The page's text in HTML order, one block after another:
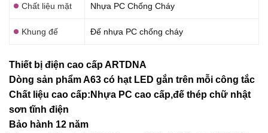
Chất liệu mặt Nhựa PC Chống Cháy
Khung đế Đế nhựa PC chống cháy
Thiết bị điện cao cấp ARTDNA
Dòng sản phẩm A63 có hạt LED gắn trên mỗi công tắc
Chất liệu cao cấp:Nhựa PC cao cấp,đế thép chữ nhật
sơn tĩnh điện
Bảo hành 12 năm